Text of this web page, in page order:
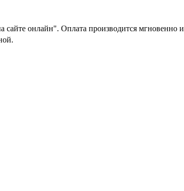
сайте онлайн". Оплата производится мгновенно и